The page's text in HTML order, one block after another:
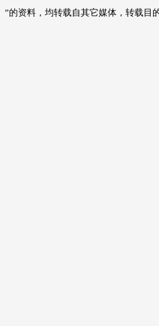
”的资料，均转载自其它媒体，转载